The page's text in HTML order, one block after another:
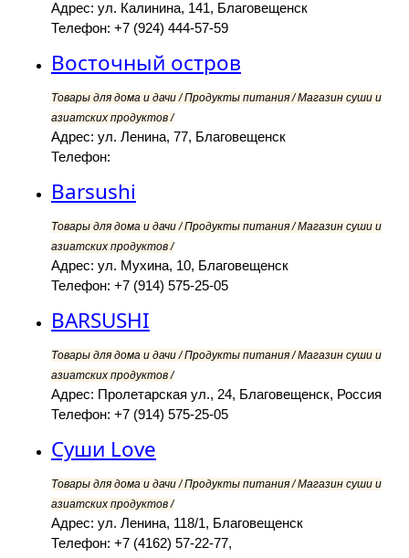
Адрес: ул. Калинина, 141, Благовещенск
Телефон: +7 (924) 444-57-59
Восточный остров
Товары для дома и дачи / Продукты питания / Магазин суши и
азиатских продуктов /
Адрес: ул. Ленина, 77, Благовещенск
Телефон:
Barsushi
Товары для дома и дачи / Продукты питания / Магазин суши и
азиатских продуктов /
Адрес: ул. Мухина, 10, Благовещенск
Телефон: +7 (914) 575-25-05
BARSUSHI
Товары для дома и дачи / Продукты питания / Магазин суши и
азиатских продуктов /
Адрес: Пролетарская ул., 24, Благовещенск, Россия
Телефон: +7 (914) 575-25-05
Суши Love
Товары для дома и дачи / Продукты питания / Магазин суши и
азиатских продуктов /
Адрес: ул. Ленина, 118/1, Благовещенск
Телефон: +7 (4162) 57-22-77,